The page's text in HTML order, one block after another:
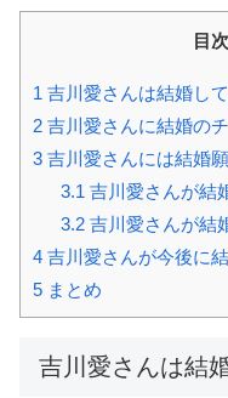
目次
1 吉川愛さんは結婚し
2 吉川愛さんに結婚の
3 吉川愛さんには結婚
3.1 吉川愛さんが結
3.2吉川愛さんが結
4 吉川愛さんが今後に
5 まとめ
吉川愛さんは結